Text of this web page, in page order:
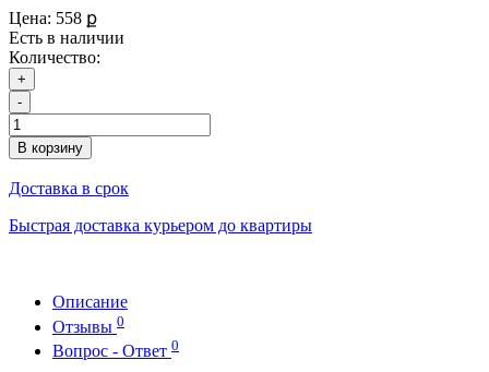
Цена: 558 ք
Есть в наличии
Количество:
+
-
В корзину
Доставка в срок
Быстрая доставка курьером до квартиры
Описание
Отзывы 0
Вопрос - Ответ 0